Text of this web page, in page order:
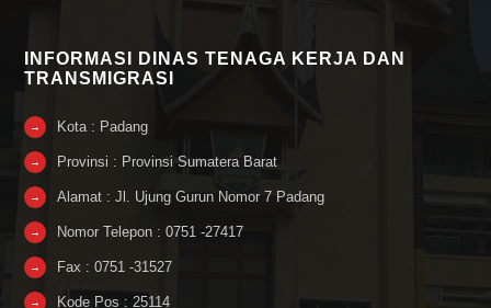
INFORMASI DINAS TENAGA KERJA DAN
TRANSMIGRASI
→ Kota : Padang
→ Provinsi : Provinsi Sumatera Barat
→ Alamat : Jl. Ujung Gurun Nomor 7 Padang
→ Nomor Telepon : 0751 -27417
→ Fax : 0751 -31527
→ Kode Pos : 25114